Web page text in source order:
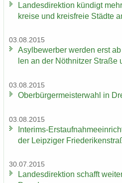
Lan­des­di­rek­ti­on kün­digt
krei­se und kreis­freie Städ­te
03.08.2015
Asyl­be­wer­ber wer­den erst
len an der Nö­th­nit­zer Stra­ße
03.08.2015
Ober­bür­ger­meis­ter­wahl in
03.08.2015
Interims-​
der Leip­zi­ger
30.07.2015
Lan­des­di­rek­ti­on schafft